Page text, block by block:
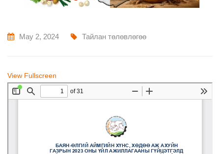
May 2, 2024 Тайлан төлөвлөгөө
View Fullscreen